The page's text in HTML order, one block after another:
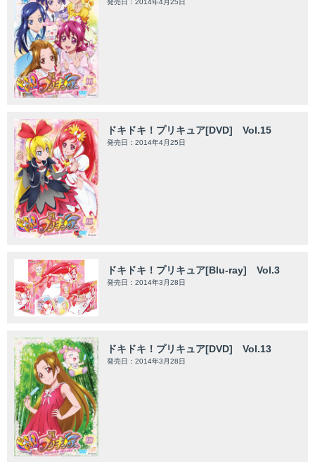
発売日：2014年4月25日
ドキドキ！プリキュア[DVD] Vol.15
発売日：2014年4月25日
ドキドキ！プリキュア[Blu-ray] Vol.3
発売日：2014年3月28日
ドキドキ！プリキュア[DVD] Vol.13
発売日：2014年3月28日